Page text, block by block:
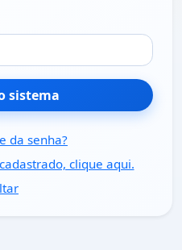
sistema
da senha?
clique aqui.